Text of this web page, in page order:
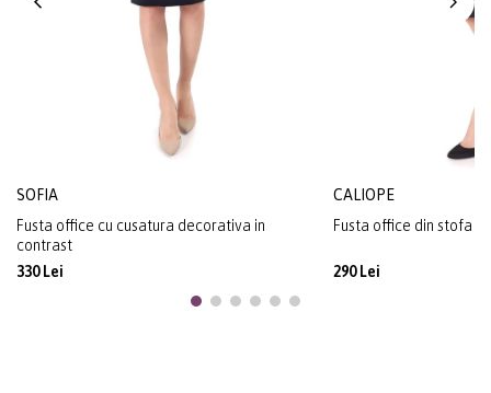
SOFIA
Fusta office cu cusatura decorativa in
contrast
330 Lei
CALIOPE
Fusta office din stofa
290 Lei